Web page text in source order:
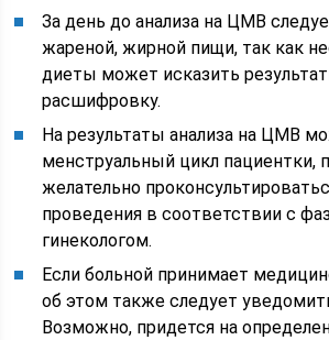
За день до анализа на ЦМВ
жареной, жирной пищи, так как
диеты может исказить
расшифровку.
На результаты анализа на ЦМВ
менструальный цикл пациентки,
желательно
проведения в соответствии с
гинекологом.
Если больной принимает
об этом также следует
Возможно, придется на